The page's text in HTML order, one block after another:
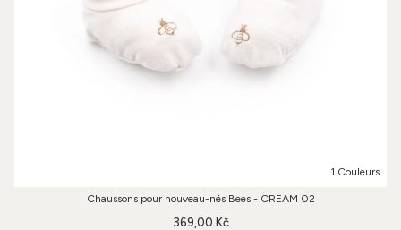
1 Couleurs
Chaussons pour nouveau-nés Bees - CREAM 02
369,00 Kč